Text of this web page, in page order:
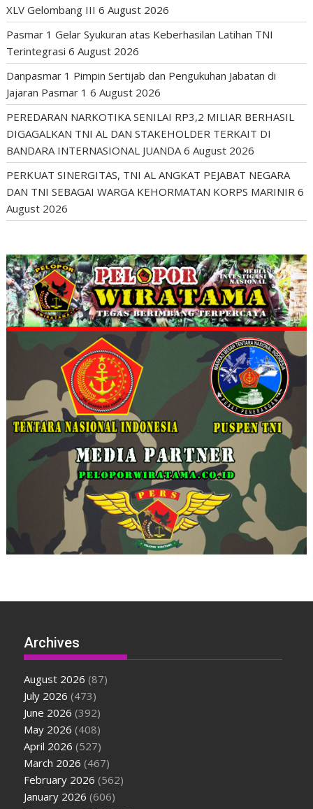
XLV Gelombang III 6 August 2026
Pasmar 1 Gelar Syukuran atas Keberhasilan Latihan TNI
Terintegrasi 6 August 2026
Danpasmar 1 Pimpin Sertijab dan Pengukuhan Jabatan di
Jajaran Pasmar 1 6 August 2026
PEREDARAN NARKOTIKA SENILAI RP3,2 MILIAR BERHASIL
DIGAGALKAN TNI AL DAN STAKEHOLDER TERKAIT DI
BANDARA INTERNASIONAL JUANDA 6 August 2026
PERKUAT SINERGITAS, TNI AL ANGKAT PEJABAT NEGARA
DAN TNI SEBAGAI WARGA KEHORMATAN KORPS MARINIR 6
August 2026
Archives
August 2026 (87)
July 2026 (473)
June 2026 (392)
May 2026 (408)
April 2026 (527)
March 2026 (467)
February 2026 (562)
January 2026 (606)